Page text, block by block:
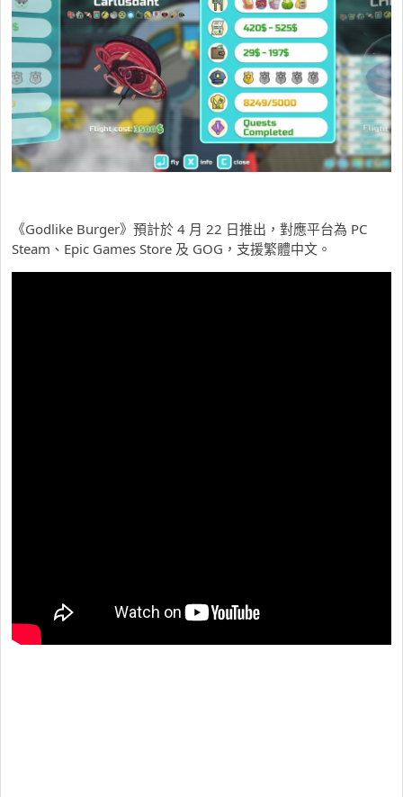
《Godlike Burger》預計於 4 月 22 日推出，對應平台為 PC
Steam、Epic Games Store 及 GOG，支援繁體中文。